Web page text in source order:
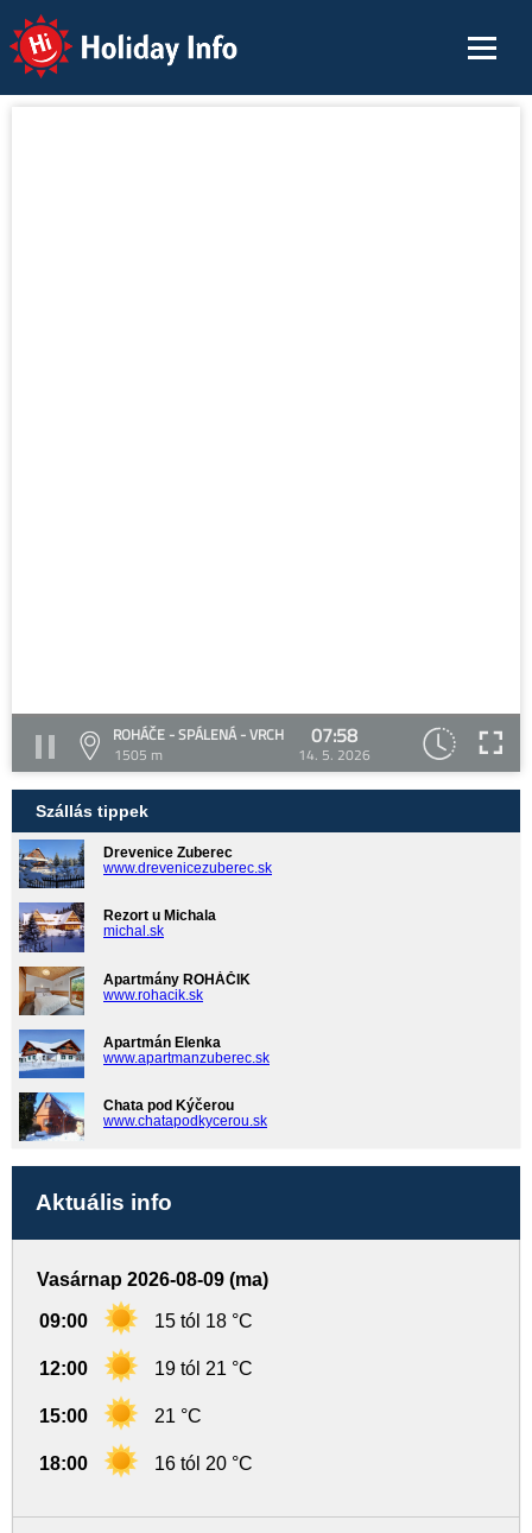
Holiday Info
ROHÁČE - SPÁLENÁ - VRCH
1505 m
07:58
14. 5. 2026
Szállás tippek
Drevenice Zuberec
www.drevenicezuberec.sk
Rezort u Michala
michal.sk
Apartmány ROHÁČIK
www.rohacik.sk
Apartmán Elenka
www.apartmanzuberec.sk
Chata pod Kýčerou
www.chatapodkycerou.sk
Aktuális info
Vasárnap 2026-08-09 (ma)
09:00 15 tól 18 °C
12:00 19 tól 21 °C
15:00 21 °C
18:00 16 tól 20 °C